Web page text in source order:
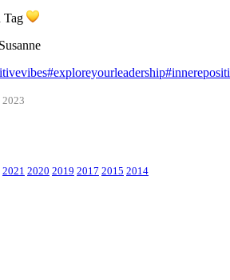
Tag
#exploreyourleadership
2021 2020 2019 2017 2015 2014